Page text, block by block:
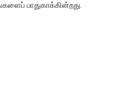
பாதுகாக்கின்றது.